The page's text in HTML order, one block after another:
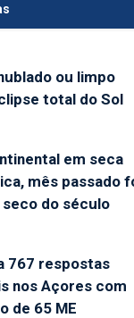
ou limpo
total do Sol
em seca
mês passado
seco do século
767 respostas
nos Açores com
de 65 ME